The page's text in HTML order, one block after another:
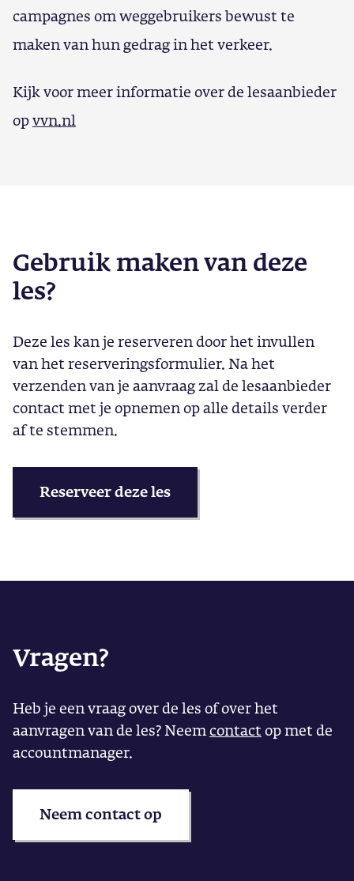
campagnes om weggebruikers bewust te
maken van hun gedrag in het verkeer.
Kijk voor meer informatie over de lesaanbieder
opvvn.nl
Gebruik maken van deze
les?
Deze les kan je reserveren door het invullen
van het reserveringsformulier. Na het
verzenden van je aanvraag zal de lesaanbieder
contact met je opnemen op alle details verder
af te stemmen.
Reserveer deze les
Vragen?
Heb je een vraag over de les of over het
aanvragen van de les? Neemcontact op met de
accountmanager.
Neem contact op